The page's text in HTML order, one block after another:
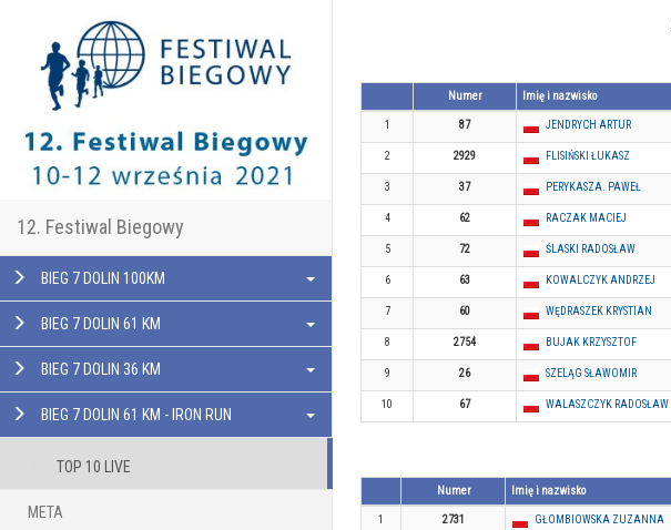
12. Festiwal Biegowy
BIEG 7 DOLIN 100KM
BIEG 7 DOLIN 61 KM
BIEG 7 DOLIN 36 KM
BIEG 7 DOLIN 61 KM - IRON RUN
TOP 10 LIVE
META
Numer Imię i nazwisko
1 87 JENDRYCH ARTUR
2 2929 FLISIŃSKI ŁUKASZ
3 37 PERYKASZA. PAWEŁ
4 62 RACZAK MACIEJ
5 72 ŚLASKI RADOSŁAW
6 63 KOWALCZYK ANDRZEJ
7 60 WĘDRASZEK KRYSTIAN
8 2754 BUJAK KRZYSZTOF
9 26 SZELĄG SŁAWOMIR
10 67 WALASZCZYK RADOSŁAW
Numer Imię i nazwisko
1 2731 GŁOMBIOWSKA ZUZANNA